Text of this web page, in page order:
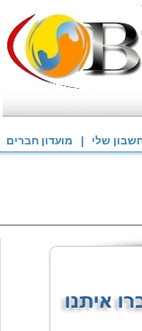
שלי מועדון חברים